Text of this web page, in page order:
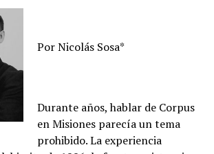
Por Nicolás Sosa*
Durante años, hablar de Corpus
en Misiones parecía un tema
prohibido. La experiencia